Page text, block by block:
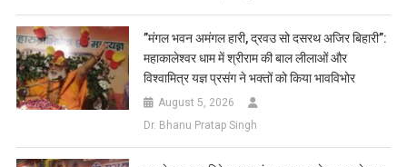
​”मंगल भवन अमंगल हारी, द्रवउ सो दसरथ अजिर बिहारी”:
महाकालेश्वर धाम में श्रीराम की बाल लीलाओं और
विश्वामित्र यज्ञ प्रसंग ने भक्तों को किया भावविभोर
August 5, 2026
Dr. Bhanu Pratap Singh